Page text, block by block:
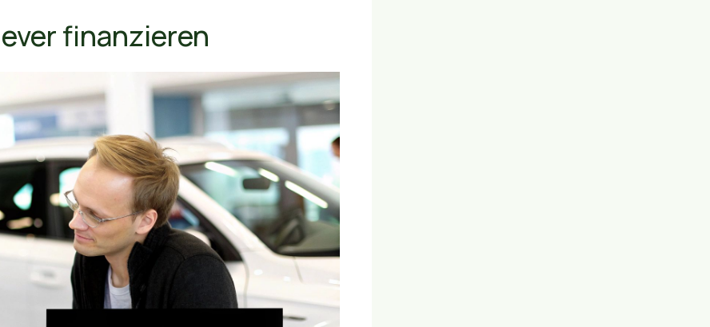
finanzieren